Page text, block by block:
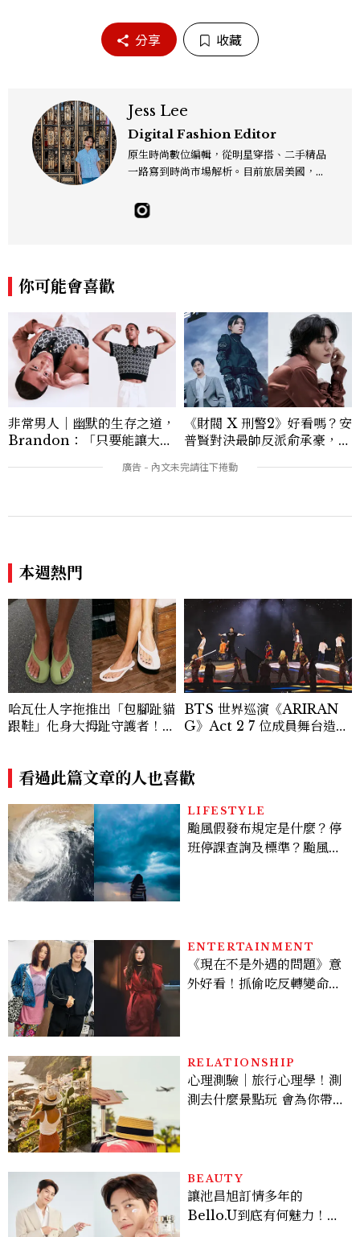
分享 收藏
Jess Lee
Digital Fashion Editor
原生時尚數位編輯，從明星穿搭、二手精品
一路寫到時尚市場解析。目前旅居美國，同
sslee9471@gmail.com
你可能會喜歡
非常男人｜幽默的生存之道，
Brandon：「只要能讓大家
讓敵人成為朋友。」
《財閥 X 刑警2》好看嗎？安
普賢對決最帥反派俞承豪，鄭
卡，用錢輾壓罪犯的陳利手回
本週熱門
哈瓦仕人字拖推出「包腳趾貓
跟鞋」化身大拇趾守護者！從
BTS 世界巡演《ARIRAN
G》Act 2 7 位成員舞台造型
看過此篇文章的人也喜歡
LIFESTYLE
颱風假發布規定是什麼？停
班停課查詢及標準？颱風假
ENTERTAINMENT
《現在不是外遇的問題》意
外好看！抓偷吃反轉變命
看點懶人包
RELATIONSHIP
心理測驗｜旅行心理學！測
測去什麼景點玩 會為你帶來
BEAUTY
讓池昌旭訂情多年的
Bello.U到底有何魅力！揭